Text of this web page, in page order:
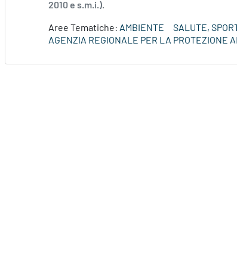
2010 e s.m.i.).
Aree Tematiche: AMBIENTE SALUTE,
AGENZIA REGIONALE PER LA PROTEZIONE